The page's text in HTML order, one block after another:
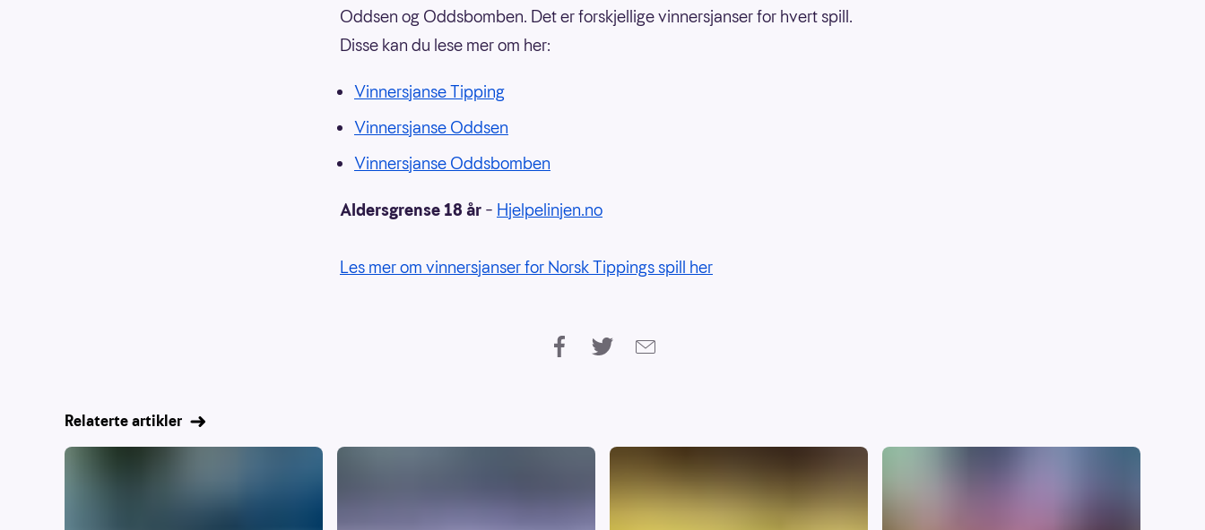
Oddsen og Oddsbomben. Det er forskjellige vinnersjanser for hvert spill.
Disse kan du lese mer om her:
Vinnersjanse Tipping
Vinnersjanse Oddsen
Vinnersjanse Oddsbomben
Aldersgrense 18 år – Hjelpelinjen.no
Les mer om vinnersjanser for Norsk Tippings spill her
Relaterte artikler